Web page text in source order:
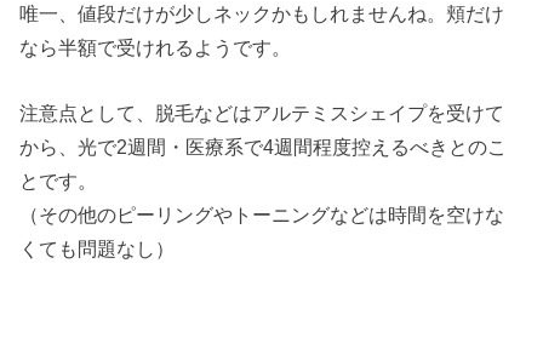
唯一、値段だけが少しネックかもしれませんね。頬だけ
なら半額で受けれるようです。
注意点として、脱毛などはアルテミスシェイプを受けて
から、光で2週間・医療系で4週間程度控えるべきとのこ
とです。
（その他のピーリングやトーニングなどは時間を空けな
くても問題なし）